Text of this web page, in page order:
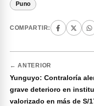
Puno
COMPARTIR:
← ANTERIOR
Yunguyo: Contraloría
grave deterioro en
valorizado en más de S/